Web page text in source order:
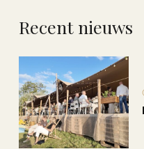
Recent nieuws